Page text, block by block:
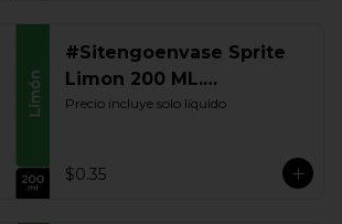
#Sitengoenvase Sprite
Limon 200 ML.
Retornable
Precio incluye solo líquido
$0.35